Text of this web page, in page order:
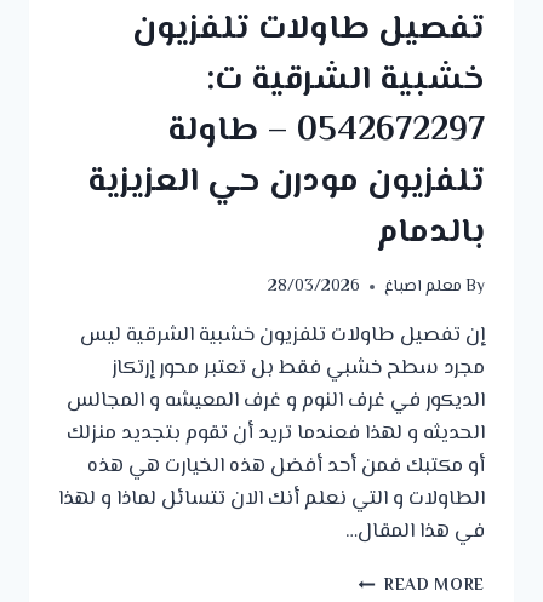
تفصيل طاولات تلفزيون
خشبية الشرقية ت:
0542672297 – طاولة
تلفزيون مودرن حي العزيزية
بالدمام
Byمعلم اصباغ 28/03/2026
إن تفصيل طاولات تلفزيون خشبية الشرقية ليس
مجرد سطح خشبي فقط بل تعتبر محور إرتكاز
الديكور في غرف النوم و غرف المعيشه و المجالس
الحديثه و لهذا فعندما تريد أن تقوم بتجديد منزلك
أو مكتبك فمن أحد أفضل هذه الخيارت هي هذه
الطاولات و التي نعلم أنك الان تتسائل لماذا و لهذا
في هذا المقال…
READ MOREتفصيل